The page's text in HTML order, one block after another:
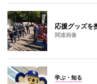
応援グッズを
関連画像
学ぶ・知る